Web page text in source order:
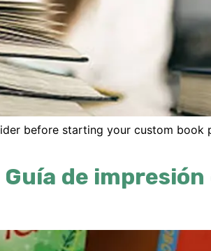
before starting your custom book
de impresión